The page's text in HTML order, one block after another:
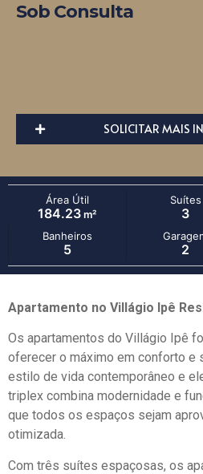
Sob Consulta
SOLICITAR MAIS
Área Útil
184.23 m²
Suítes
3
Banheiros
5 2
Apartamento no Villágio Ipê
Os apartamentos do Villágio Ipê
oferecer o máximo em conforto e
estilo de vida contemporâneo e
triplex combina modernidade e
que todos os espaços sejam
otimizada.
Com três suítes espaçosas, os